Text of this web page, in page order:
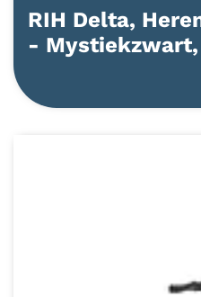
RIH Delta,
- Mystiekzwart,